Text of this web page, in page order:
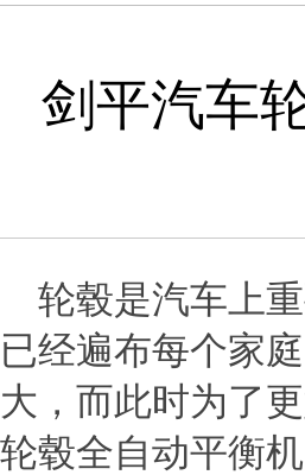
剑平汽车
轮毂是汽车上重
已经遍布每个家
大，而此时为了
轮毂全自动平衡